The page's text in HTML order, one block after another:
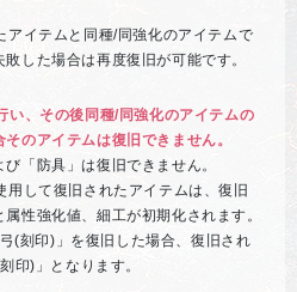
アイテムと同種/同強化のアイテムで
した場合は再度復旧が可能です。
い、その後同種/同強化のアイテムの
のアイテムは復旧できません。
「防具」は復旧できません。
用して復旧されたアイテムは、復旧
性強化値、細工が初期化されます。
(刻印)」を復旧した場合、復旧され
印)」となります。